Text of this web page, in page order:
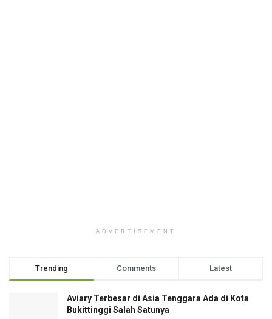
ADVERTISEMENT
Trending Comments Latest
Aviary Terbesar di Asia Tenggara Ada di Kota
Bukittinggi Salah Satunya